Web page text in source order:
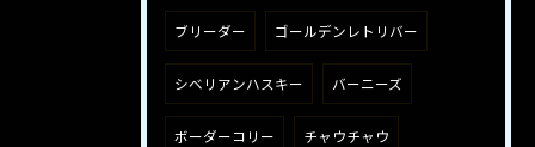
ブリーダー ゴールデンレトリバー
シベリアンハスキー バーニーズ
ボーダーコリー チャウチャウ